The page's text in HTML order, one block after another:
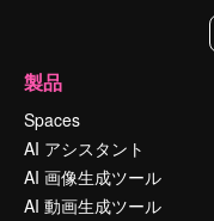
製品
Spaces
AI アシスタント
AI 画像生成ツール
AI 動画生成ツール